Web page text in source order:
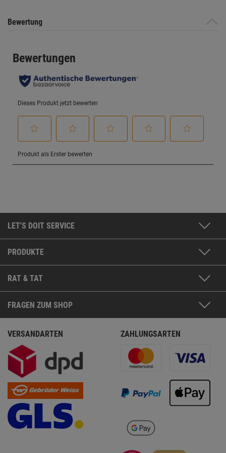
Bewertung
LET'S DOIT SERVICE
PRODUKTE
RAT & TAT
FRAGEN ZUM SHOP
VERSANDARTEN ZAHLUNGSARTEN